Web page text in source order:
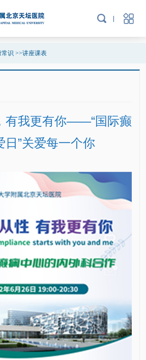
常识 >>讲座课表
有我更有你——“国际癫
日”关爱每一个你